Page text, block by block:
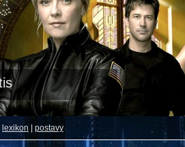
lexikon postavy